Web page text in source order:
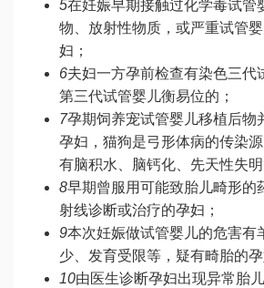
5在妊娠早期接触过化学毒试管
物、放射性物质，或严重试管
妇；
6夫妇一方孕前检查有染色三代
第三代试管婴儿衡易位的；
7孕期饲养宠试管婴儿移植后物
孕妇，猫狗是弓形体病的传染
有脑积水、脑钙化、先天性失明
8早期曾服用可能致胎儿畸形的
射线诊断或治疗的孕妇；
9本次妊娠做试管婴儿的危害有
少、发育受限等，疑有畸胎的孕
10由医生诊断孕妇出现异常胎